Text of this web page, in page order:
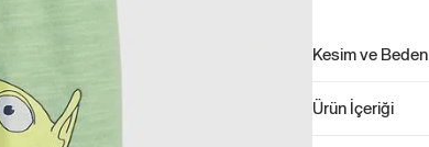
Kesim ve Beden
Ürün İçeriği